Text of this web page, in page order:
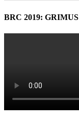
BRC 2019: GRIMUS